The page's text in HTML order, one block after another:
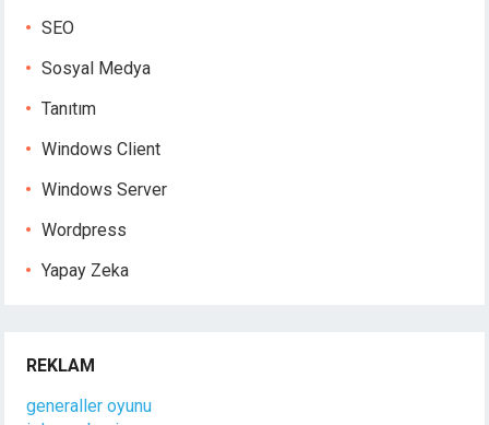
SEO
Sosyal Medya
Tanıtım
Windows Client
Windows Server
Wordpress
Yapay Zeka
REKLAM
generaller oyunu